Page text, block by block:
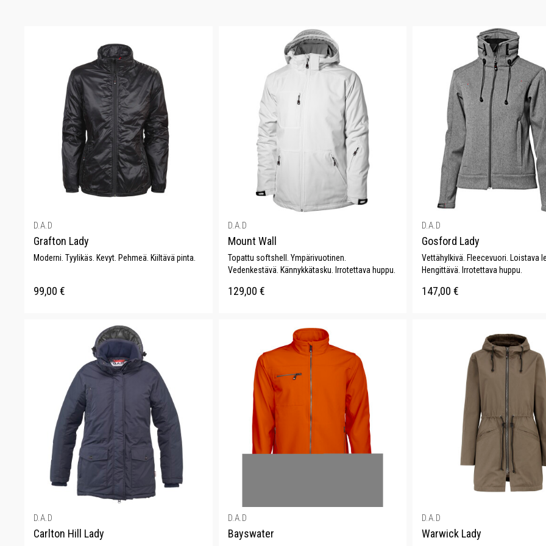
D.A.D
Grafton Lady
Moderni. Tyylikäs. Kevyt. Pehmeä. Kiiltävä pinta.
99,00 €
D.A.D
Mount Wall
Topattu softshell. Ympärivuotinen.
Vedenkestävä. Kännykkätasku. Irrotettava huppu.
129,00 €
D.A.D
Gosford Lady
Vettähylkivä. Fleecevuori. Loistava
Hengittävä. Irrotettava huppu.
147,00 €
D.A.D
Carlton Hill Lady
D.A.D
Bayswater
D.A.D
Warwick Lady